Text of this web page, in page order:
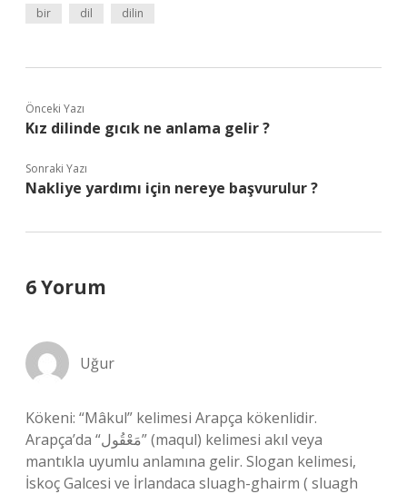
bir dil dilin
Önceki Yazı
Kız dilinde gıcık ne anlama gelir ?
Sonraki Yazı
Nakliye yardımı için nereye başvurulur ?
6 Yorum
Uğur
Kökeni: “Mâkul” kelimesi Arapça kökenlidir.
Arapça’da “مَعْقُول” (maqul) kelimesi akıl veya
mantıkla uyumlu anlamına gelir. Slogan kelimesi,
İskoç Galcesi ve İrlandaca sluagh-ghairm ( sluagh